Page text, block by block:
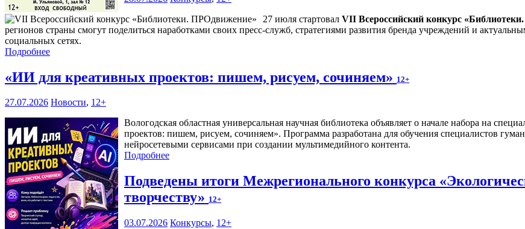
27 июля стартовал VII Всероссийский конкурс
регионов страны смогут поделиться наработками своих пресс-служб, стратегиями развития бренда учреждений и
социальных сетях.
Подробнее
«ИИ для креативных проектов: пишем, рисуем, сочиняем» 12+
27.07.2026 Новости, 12+
Вологодская областная универсальная научная библиотека объявляет о начале набора на
проектов: пишем, рисуем, сочиняем». Программа разработана для обучения специалистов
нейросетевыми сервисами при создании мультимедийного контента.
Подробнее
Подведены итоги Межрегионального конкурса
творчеству» 12+
03.07.2026 Конкурсы, 12+